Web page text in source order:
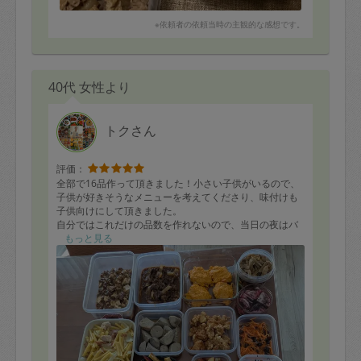
※依頼者の依頼当時の主観的な感想です。
40代 女性より
トクさん
評価：
全部で16品作って頂きました！小さい子供がいるので、
子供が好きそうなメニューを考えてくださり、味付けも
子供向けにして頂きました。
自分ではこれだけの品数を作れないので、当日の夜はバ
イキング形式で好きなものを取ってもらったところ、と
ても喜んでいました。
まだ全部食べられていないですが、切り干し大根の煮物
と麻婆豆腐が美味しかったです！
もっと見る